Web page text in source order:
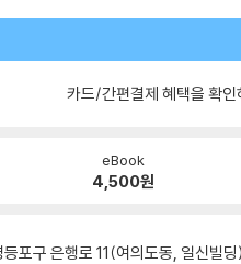
카드/간편결제 혜택을 확인
eBook
4,500원
포구 은행로 11(여의도동, 일신빌딩)